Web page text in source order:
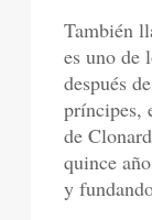
También
es uno de
después
príncipes,
de
quince
y